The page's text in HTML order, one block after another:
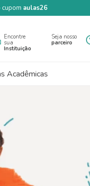
aulas26
Encontre
sua
Instituição
Seja nosso
parceiro
Acadêmicas